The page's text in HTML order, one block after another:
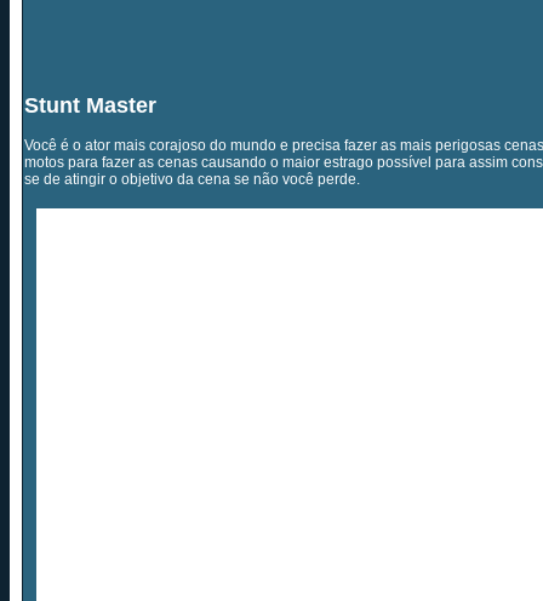
Stunt Master
Você é o ator mais corajoso do mundo e precisa fazer as mais perigosas
motos para fazer as cenas causando o maior estrago possível para assim
se de atingir o objetivo da cena se não você perde.